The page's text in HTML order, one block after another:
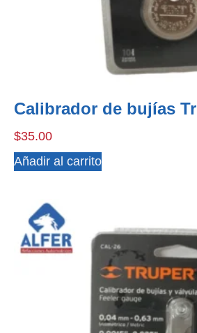
Calibrador de bujías
$35.00
Añadir al carrito